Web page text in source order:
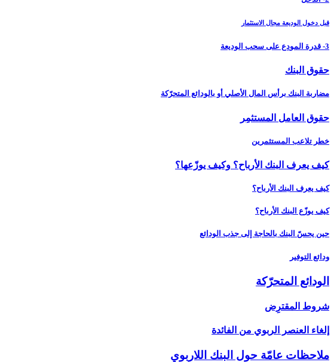
قبل دخول الوديعة مجال الاستثمار
3- قدرة المودِع على سحب الوديعة
حقوق البنك
مضاربة البنك برأس المال الأصلي أو بالودائع المتحرّكة
حقوق العامل المستثمِر
خطر تلاعب المستثمرين
كيف يعرف البنك الأرباح؟ وكيف يوزّعها؟
كيف يعرف البنك الأرباح؟
كيف يوزّع البنك الأرباح؟
حين يحسّ البنك بالحاجة إلى جذب الودائع
ودائع التوفير
الودائع المتحرّكة
شروط المقترِض
إلغاء العنصر الربوي من الفائدة
ملاحظات عامّة حول البنك اللاربوي‏